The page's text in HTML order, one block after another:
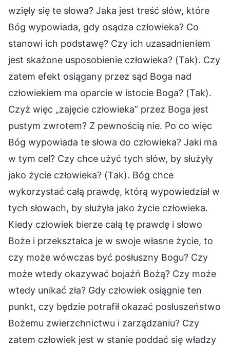
wzięły się te słowa? Jaka jest treść słów, które
Bóg wypowiada, gdy osądza człowieka? Co
stanowi ich podstawę? Czy ich uzasadnieniem
jest skażone usposobienie człowieka? (Tak). Czy
zatem efekt osiągany przez sąd Boga nad
człowiekiem ma oparcie w istocie Boga? (Tak).
Czyż więc „zajęcie człowieka” przez Boga jest
pustym zwrotem? Z pewnością nie. Po co więc
Bóg wypowiada te słowa do człowieka? Jaki ma
w tym cel? Czy chce użyć tych słów, by służyły
jako życie człowieka? (Tak). Bóg chce
wykorzystać całą prawdę, którą wypowiedział w
tych słowach, by służyła jako życie człowieka.
Kiedy człowiek bierze całą tę prawdę i słowo
Boże i przekształca je w swoje własne życie, to
czy może wówczas być posłuszny Bogu? Czy
może wtedy okazywać bojaźń Bożą? Czy może
wtedy unikać zła? Gdy człowiek osiągnie ten
punkt, czy będzie potrafił okazać posłuszeństwo
Bożemu zwierzchnictwu i zarządzaniu? Czy
zatem człowiek jest w stanie poddać się władzy